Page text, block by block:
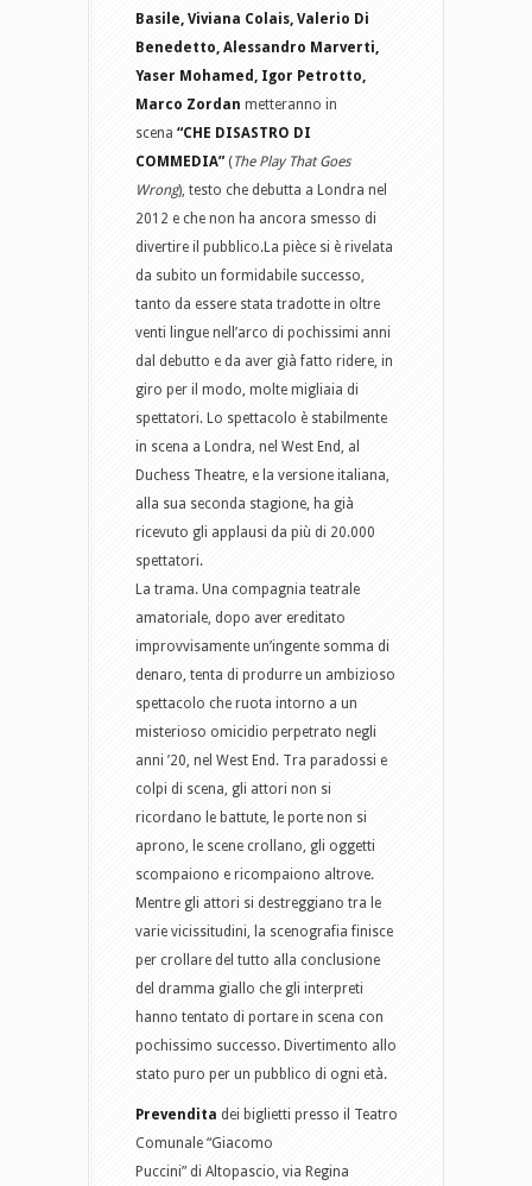
Basile, Viviana Colais, Valerio Di
Benedetto, Alessandro Marverti,
Yaser Mohamed, Igor Petrotto,
Marco Zordan metteranno in
scena “CHE DISASTRO DI
COMMEDIA” (The Play That Goes
Wrong), testo che debutta a Londra nel
2012 e che non ha ancora smesso di
divertire il pubblico.La pièce si è rivelata
da subito un formidabile successo,
tanto da essere stata tradotte in oltre
venti lingue nell’arco di pochissimi anni
dal debutto e da aver già fatto ridere, in
giro per il modo, molte migliaia di
spettatori. Lo spettacolo è stabilmente
in scena a Londra, nel West End, al
Duchess Theatre, e la versione italiana,
alla sua seconda stagione, ha già
ricevuto gli applausi da più di 20.000
spettatori.
La trama. Una compagnia teatrale
amatoriale, dopo aver ereditato
improvvisamente un’ingente somma di
denaro, tenta di produrre un ambizioso
spettacolo che ruota intorno a un
misterioso omicidio perpetrato negli
anni ’20, nel West End. Tra paradossi e
colpi di scena, gli attori non si
ricordano le battute, le porte non si
aprono, le scene crollano, gli oggetti
scompaiono e ricompaiono altrove.
Mentre gli attori si destreggiano tra le
varie vicissitudini, la scenografia finisce
per crollare del tutto alla conclusione
del dramma giallo che gli interpreti
hanno tentato di portare in scena con
pochissimo successo. Divertimento allo
stato puro per un pubblico di ogni età.
Prevendita dei biglietti presso il Teatro
Comunale “Giacomo
Puccini” di Altopascio, via Regina